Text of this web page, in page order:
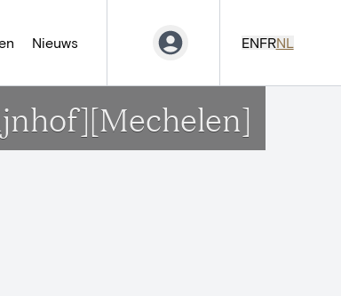
Nieuws ENFRNL